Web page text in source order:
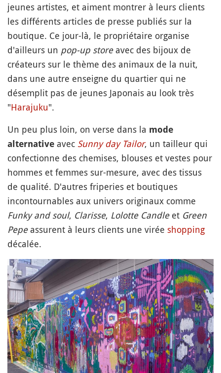
jeunes artistes, et aiment montrer à leurs clients
les différents articles de presse publiés sur la
boutique. Ce jour-là, le propriétaire organise
d'ailleurs un pop-up storeavec des bijoux de
créateurs sur le thème des animaux de la nuit,
dans une autre enseigne du quartier qui ne
désemplit pas de jeunes Japonais au look très
"Harajuku".
Un peu plus loin, on verse dans la mode
alternative avec Sunny day Tailor, un tailleur qui
confectionne des chemises, blouses et vestes pour
hommes et femmes sur-mesure, avec des tissus
de qualité. D'autres friperies et boutiques
incontournables aux univers originaux comme
Funky and soul, Clarisse, Lolotte Candleet Green
Pepeassurent à leurs clients une virée shopping
décalée.